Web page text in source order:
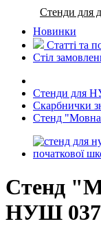
Стенди для
Новинки
Статті та
Стіл
Стенди для
Скарбнички
Стенд
Стенд
НУШ